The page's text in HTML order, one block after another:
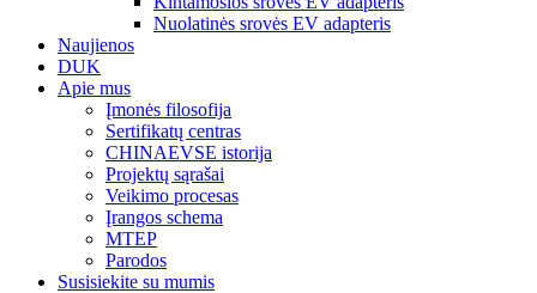
Nuolatinės srovės EV adapteris
Naujienos
DUK
Apie mus
Įmonės filosofija
Sertifikatų centras
CHINAEVSE istorija
Projektų sąrašai
Veikimo procesas
Įrangos schema
MTEP
Parodos
Susisiekite su mumis